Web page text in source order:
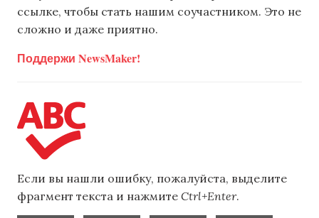
ссылке, чтобы стать нашим соучастником. Это не
сложно и даже приятно.
Поддержи NewsMaker!
Если вы нашли ошибку, пожалуйста, выделите
фрагмент текста и нажмите Ctrl+Enter.